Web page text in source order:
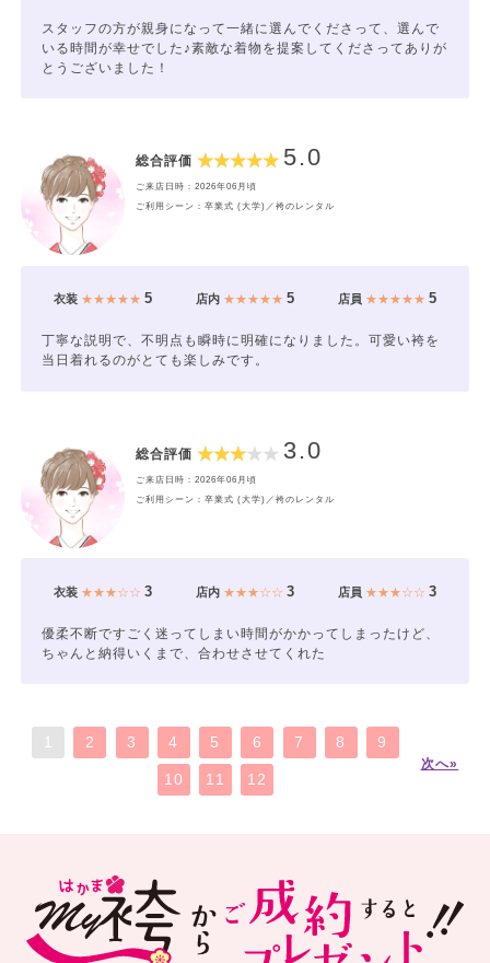
スタッフの方が親身になって一緒に選んでくださって、選んで
いる時間が幸せでした♪素敵な着物を提案してくださってありが
とうございました！
総合評価 5.0
ご来店日時：2026年06月頃
ご利用シーン：卒業式 (大学)／袴のレンタル
衣装★★★★★ 5 店内★★★★★ 5 店員 ★★★★★5
丁寧な説明で、不明点も瞬時に明確になりました。可愛い袴を
当日着れるのがとても楽しみです。
総合評価 3.0
ご来店日時：2026年06月頃
ご利用シーン：卒業式 (大学)／袴のレンタル
衣装★★★☆☆ 3 店内★★★☆☆ 3 店員 ★★★☆☆3
優柔不断ですごく迷ってしまい時間がかかってしまったけど、
ちゃんと納得いくまで、合わせさせてくれた
2 3 4 5 6 7 8 9
10 11 12
次へ»